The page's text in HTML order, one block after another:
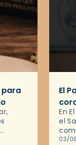
para
El
En
el
del
03/